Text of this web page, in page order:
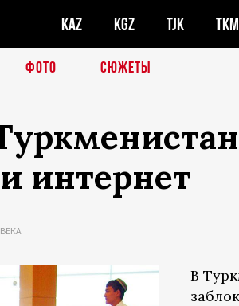
KAZ KGZ TJK TKM
ФОТО СЮЖЕТЫ
интернет
В